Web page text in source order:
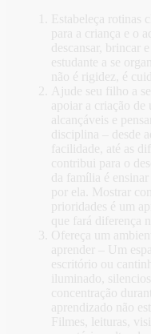
Estabeleça
para a criança e o
descansar, brincar
estudante a se
não é rigidez, é
Ajude seu filho a
apoiar a criação
alcançáveis e
disciplina – desde
facilidade, até as
contribui para o
da família é ensinar
por ela. Mostrar
prioridades é um
que fará diferença
Ofereça um
aprender – Um
escritório ou
iluminado,
concentração
aprendizado não
Filmes, leituras,